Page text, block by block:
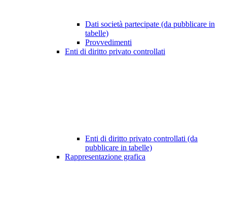
Dati società partecipate (da pubblicare in
tabelle)
Provvedimenti
Enti di diritto privato controllati
Enti di diritto privato controllati (da
pubblicare in tabelle)
Rappresentazione grafica